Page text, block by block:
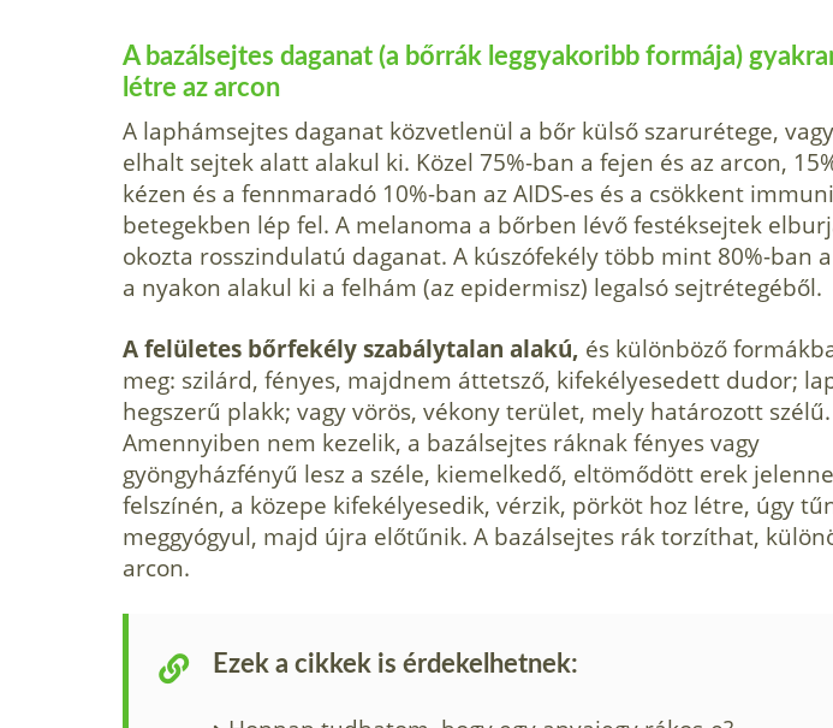
A bazálsejtes daganat (a bőrrák leggyakoribb formája)
létre az arcon
A laphámsejtes daganat közvetlenül a bőr külső szarurétege,
elhalt sejtek alatt alakul ki. Közel 75%-ban a fejen és az arcon,
kézen és a fennmaradó 10%-ban az AIDS-es és a csökkent
betegekben lép fel. A melanoma a bőrben lévő festéksejtek
okozta rosszindulatú daganat. A kúszófekély több mint 80%-ban
a nyakon alakul ki a felhám (az epidermisz) legalsó sejtrétegéből.
A felületes bőrfekély szabálytalan alakú, és különböző
meg: szilárd, fényes, majdnem áttetsző, kifekélyesedett dudor;
hegszerű plakk; vagy vörös, vékony terület, mely határozott szélű.
Amennyiben nem kezelik, a bazálsejtes ráknak fényes vagy
gyöngyházfényű lesz a széle, kiemelkedő, eltömődött erek
felszínén, a közepe kifekélyesedik, vérzik, pörköt hoz létre, úgy
meggyógyul, majd újra előtűnik. A bazálsejtes rák torzíthat,
arcon.
Ezek a cikkek is érdekelhetnek: